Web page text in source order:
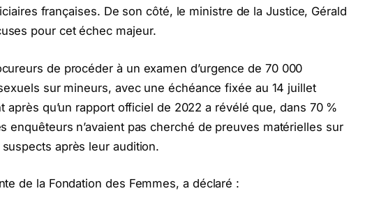
françaises. De son côté, le ministre de la Justice, Gérald
pour cet échec majeur.
de procéder à un examen d’urgence de 70 000
sur mineurs, avec une échéance fixée au 14 juillet
après qu’un rapport officiel de 2022 a révélé que, dans 70 %
enquêteurs n’avaient pas cherché de preuves matérielles sur
après leur audition.
de la Fondation des Femmes, a déclaré :